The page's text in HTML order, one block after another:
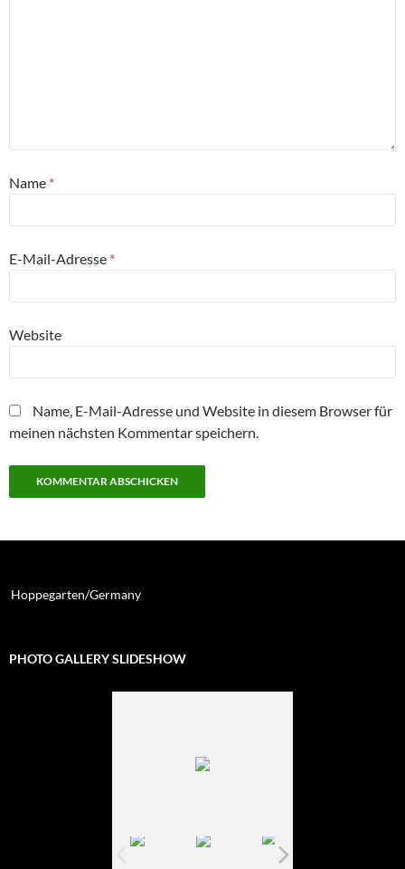
Name *
E-Mail-Adresse *
Website
Name, E-Mail-Adresse und Website in diesem Browser für
meinen nächsten Kommentar speichern.
Hoppegarten/Germany
PHOTO GALLERY SLIDESHOW